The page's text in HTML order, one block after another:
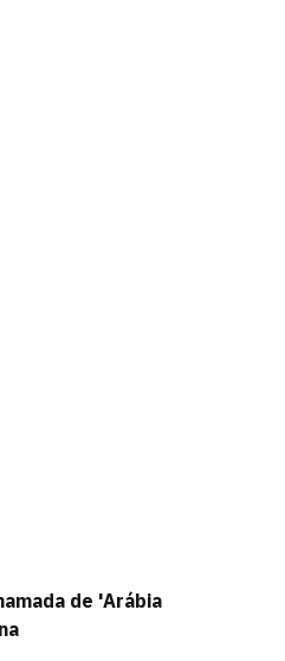
de 'Arábia